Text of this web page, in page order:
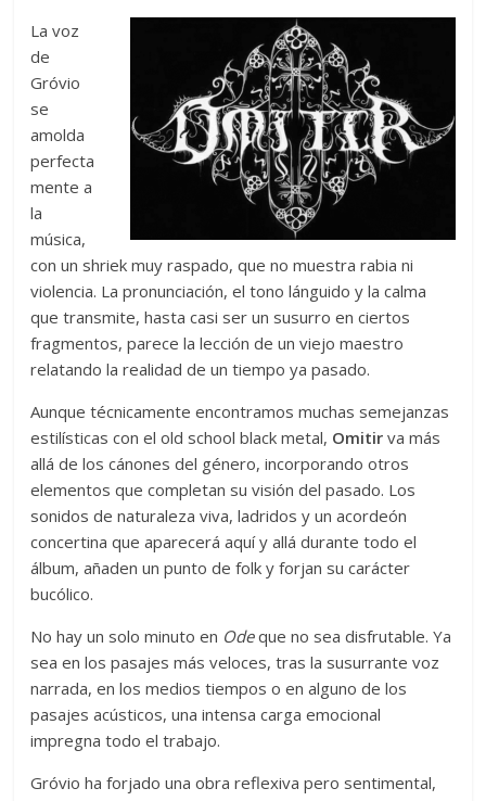
La voz
de
Gróvio
se
amolda
perfecta
mente a
la
música,
con un shriek muy raspado, que no muestra rabia ni
violencia. La pronunciación, el tono lánguido y la calma
que transmite, hasta casi ser un susurro en ciertos
fragmentos, parece la lección de un viejo maestro
relatando la realidad de un tiempo ya pasado.
Aunque técnicamente encontramos muchas semejanzas
estilísticas con el old school black metal, Omitir va más
allá de los cánones del género, incorporando otros
elementos que completan su visión del pasado. Los
sonidos de naturaleza viva, ladridos y un acordeón
concertina que aparecerá aquí y allá durante todo el
álbum, añaden un punto de folk y forjan su carácter
bucólico.
No hay un solo minuto en Odeque no sea disfrutable. Ya
sea en los pasajes más veloces, tras la susurrante voz
narrada, en los medios tiempos o en alguno de los
pasajes acústicos, una intensa carga emocional
impregna todo el trabajo.
Gróvio ha forjado una obra reflexiva pero sentimental,